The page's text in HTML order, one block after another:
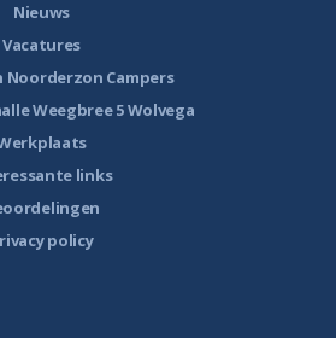
Nieuws
Vacatures
Noorderzon Campers
Weegbree 5 Wolvega
links
policy